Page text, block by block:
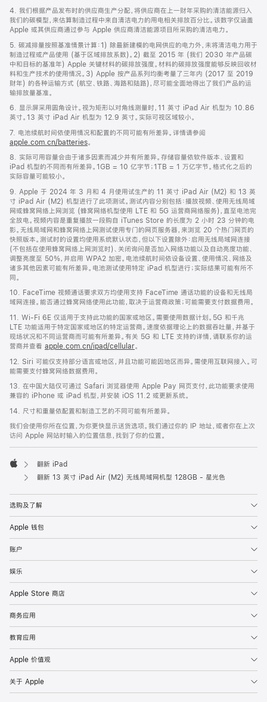
4. 我们根据产品发布时的供应商生产分配，将供应商在上一财年采购的清洁能源归入
我们的碳模型，来估算制造过程中来自清洁电力的用电相关排放百分比。该数字仅涵盖
Apple 或其供应商通过参与 Apple 供应商清洁能源项目所采购的清洁电力。
5. 碳减排量按照基准情景计算：1) 除最新建模的电网供应的电力外，未将清洁电力用于
制造过程或产品使用 (基于区域排放系数)。2) 截至 2015 年 (我们 2030 年产品碳
中和目标的基准年) Apple 关键材料的碳排放强度。材料的碳排放强度能够反映回收材
料和生产技术的使用情况。3) Apple 按产品系列均衡考量了三年内 (2017 至 2019
财年) 的各种运输方式 (航空、铁路、海路和陆路)，尽可能全面地得出了我们产品的运
输排放量基准。
6. 显示屏采用圆角设计。视为矩形以对角线测量时，11 英寸 iPad Air 机型为 10.86
英寸。13 英寸 iPad Air 机型为 12.9 英寸。实际可视区域较小。
7. 电池续航时间依使用情况和配置的不同可能有所差异。详情请参阅
apple.com.cn/batteries。
8. 实际可用容量会由于诸多因素而减少并有所差异。存储容量依软件版本、设置和
iPad 机型的不同而有所差异。1GB = 10 亿字节；1TB = 1 万亿字节。格式化之后的
实际容量可能较小。
9. Apple 于 2024 年 3 月和 4 月使用试生产的 11 英寸 iPad Air (M2) 和 13 英
寸 iPad Air (M2) 机型进行了此项测试。测试内容分别包括：播放视频、使用无线局域
网或蜂窝网络上网浏览 (蜂窝网络机型使用 LTE 和 5G 运营商网络服务)，直至电池完
全放电。视频内容是重复播放一段购自 iTunes Store 的长度为 2 小时 23 分钟的电
影。无线局域网和蜂窝网络上网测试使用专门的网页服务器，来浏览 20 个热门网页的
快照版本。测试时的设置均使用系统默认状态，但以下设置除外：启用无线局域网连接
(不包括在使用蜂窝网络上网浏览时)、关闭询问是否加入网络功能以及自动亮度功能、
调整亮度至 50%，并启用 WPA2 加密。电池续航时间依设备设置、使用情况、网络及
诸多其他因素可能有所差异。电池测试使用特定 iPad 机型进行；实际结果可能有所不
同。
10. FaceTime 视频通话要求双方均使用支持 FaceTime 通话功能的设备和无线局
域网连接。能否通过蜂窝网络使用此功能，取决于运营商政策；可能需要支付数据费用。
11. Wi-Fi 6E 仅适用于支持此功能的国家或地区。需要使用数据计划。5G 和千兆
LTE 功能适用于特定国家或地区的特定运营商。速度依据理论上的数据吞吐量，并基于
现场状况和不同运营商而可能有所差异。有关 5G 和 LTE 支持的详情，请联系你的运
营商并查看 apple.com.cn/ipad/cellular。
12. Siri 可能仅支持部分语言或地区，并且功能可能因地区而异。需使用互联网接入。可
能需要支付蜂窝网络数据费用。
13. 在中国大陆仅可通过 Safari 浏览器使用 Apple Pay 网页支付，此功能要求使用
兼容的 iPhone 或 iPad 机型，并安装 iOS 11.2 或更新系统。
14. 尺寸和重量依配置和制造工艺的不同可能有所差异。
我们会使用你所在位置，为你更快显示送货选项。我们通过你的 IP 地址，或者你在上次
访问 Apple 网站时输入的位置信息，找到了你的位置。
Apple
翻新 iPad
翻新 13 英寸 iPad Air (M2) 无线局域网机型 128GB - 星光色
选购及了解
Apple 钱包
账户
娱乐
Apple Store 商店
商务应用
教育应用
Apple 价值观
关于 Apple